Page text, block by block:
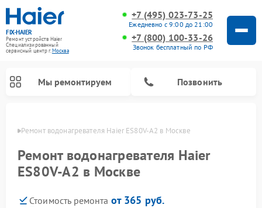
FIX-HAIER
Ремонт устройств Haier
Специализированный
cервисный центр г.Москва
+7 (495) 023-73-25
Ежедневно с 9:00 до 21:00
+7 (800) 100-33-26
Звонок бесплатный по РФ
Мы ремонтируем Позвонить
Ремонт водонагревателя Haier ES80V-A2 в Москве
Ремонт водонагревателя Haier
ES80V-A2 в Москве
Стоимость ремонта от 365 руб.